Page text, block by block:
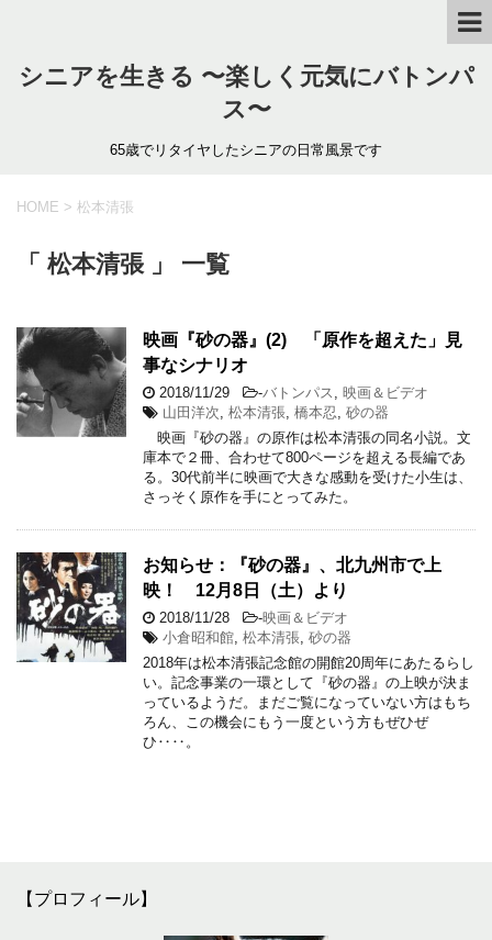
シニアを生きる 〜楽しく元気にバトンパ
ス〜
65歳でリタイヤしたシニアの日常風景です
HOME > 松本清張
「 松本清張 」 一覧
映画『砂の器』(2) 「原作を超えた」見
事なシナリオ
2018/11/29 -バトンパス
映画＆ビデオ
山田洋次 松本清張 橋本忍 砂の器
映画『砂の器』の原作は松本清張の同名小説。文
庫本で２冊、合わせて800ページを超える長編であ
る。30代前半に映画で大きな感動を受けた小生は、
さっそく原作を手にとってみた。
お知らせ：『砂の器』、北九州市で上
映！ 12月8日（土）より
2018/11/28 -映画＆ビデオ
小倉昭和館 松本清張 砂の器
2018年は松本清張記念館の開館20周年にあたるらし
い。記念事業の一環として『砂の器』の上映が決ま
っているようだ。まだご覧になっていない方はもち
ろん、この機会にもう一度という方もぜひぜ
ひ‥‥。
【プロフィール】